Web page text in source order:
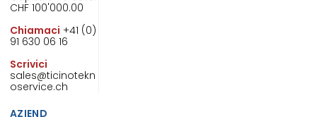
CHF 100'000.00
Chiamaci +41 (0)
91 630 06 16
Scrivici
sales@ticinotekn
oservice.ch
AZIEND